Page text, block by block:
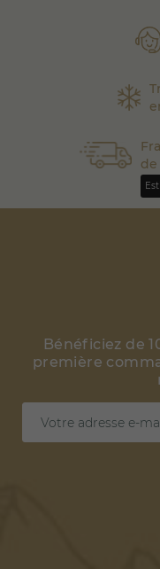
de
Bénéficiez de
première